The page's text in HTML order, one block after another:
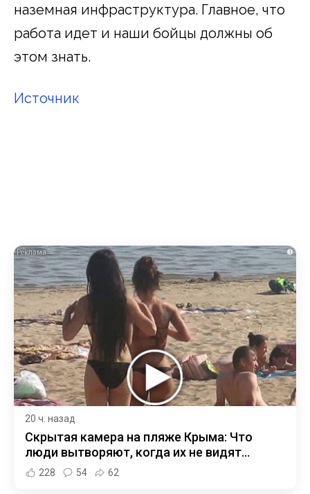
наземная инфраструктура. Главное, что
работа идет и наши бойцы должны об
этом знать.
Источник
i
20 ч. назад
Скрытая камера на пляже Крыма: Что
люди вытворяют, когда их не видят...
228 54 62